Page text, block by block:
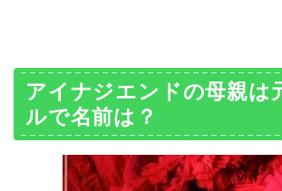
アイナジエンドの母親は
ルで名前は？